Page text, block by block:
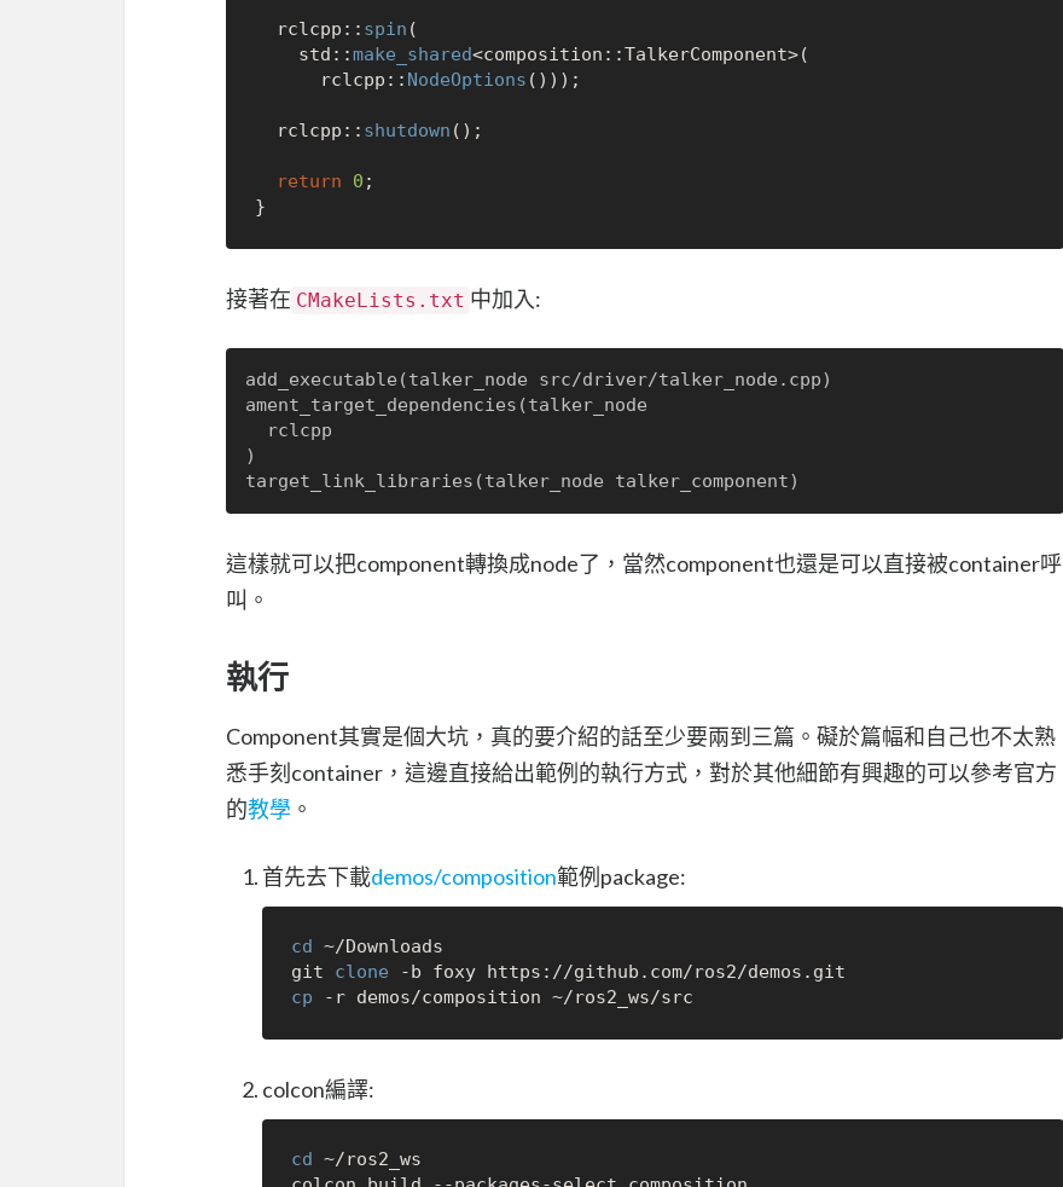
  rclcpp::
spin (
    std::
make_shared<composition::TalkerComponent>(
      rclcpp::
NodeOptions ()));
  rclcpp::
shutdown ();
return 0 ;
接著在 CMakeLists.txt 中加入:
add_executable(talker_node src/driver/talker_node.cpp)
ament_target_dependencies(talker_node
)
這樣就可以把component轉換成node了，當然component也還是可以直接被container呼
叫。
執行
Component其實是個大坑，真的要介紹的話至少要兩到三篇。礙於篇幅和自己也不太熟
悉手刻container，這邊直接給出範例的執行方式，對於其他細節有興趣的可以參考官方
的教學 。
首先去下載demos/composition範例package:
cd ~/Downloads
git clone
cp
colcon編譯:
cd ~/ros2_ws